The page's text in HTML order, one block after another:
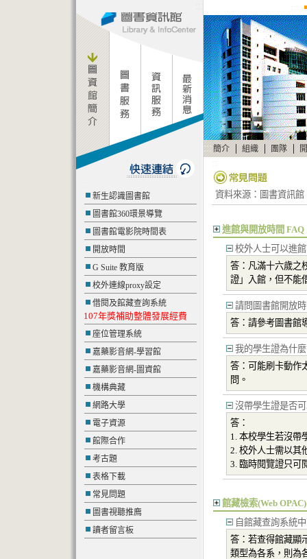
新生認識圖書館
圖書館360環景導覽
圖書館電影院時間表
開放時間
G Suite 教育版
校外連線proxy設定
借閱及館藏查詢系統
107年獎補助整體發展經費
座位管理系統
嘉藥影音網-學習館
嘉藥影音網-圖資館
機構典藏
網路大學
電子資源
館際合作
考古題
表格下載
常見問題
圖書視聽推廌
讀者留言板
::: 簡介 | 組織 | 團隊 |
資料來源：圖書資訊
進館與開放時間 FAQ
校外人士可以進
答：凡滿十六歲之
證」入館，但不能
請問圖書館開放
答：請參考圖書館
我的學生證為什
答：可能刷卡動作
問。
沒帶學生證是否
答：
1. 本校學生若沒帶
2. 校外人士需以其
3. 臨時閱覽證只可
館藏檢索(Web
自館藏查詢系統
答：若查得館藏顯
類型為各系，則為